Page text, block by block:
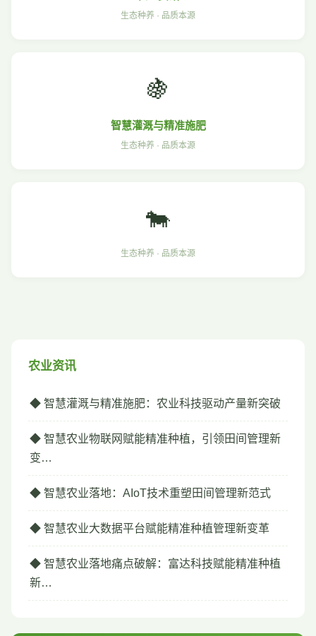
生态种养 · 品质本源
🍇
智慧灌溉与精准施肥
生态种养 · 品质本源
🐄
生态种养 · 品质本源
农业资讯
◆ 智慧灌溉与精准施肥：农业科技驱动产量新突破
◆ 智慧农业物联网赋能精准种植，引领田间管理新
变…
◆ 智慧农业落地：AIoT技术重塑田间管理新范式
◆ 智慧农业大数据平台赋能精准种植管理新变革
◆ 智慧农业落地痛点破解：富达科技赋能精准种植
新…